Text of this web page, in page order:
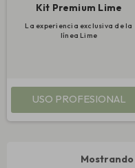
Kit Premium Lime
La experiencia exclusiva de la
línea Lime
USO PROFESIONAL
Mostrando